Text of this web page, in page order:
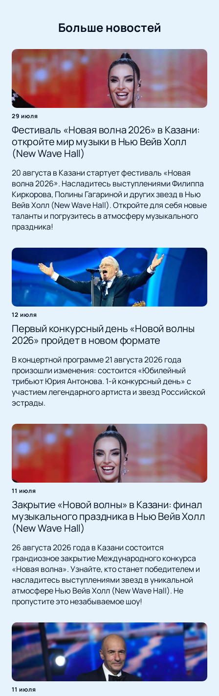
Больше новостей
29 июля
Фестиваль «Новая волна 2026» в Казани:
откройте мир музыки в Нью Вейв Холл
(New Wave Hall)
20 августа в Казани стартует фестиваль «Новая
волна 2026». Насладитесь выступлениями Филиппа
Киркорова, Полины Гагариной и других звезд в Нью
Вейв Холл (New Wave Hall). Откройте для себя новые
таланты и погрузитесь в атмосферу музыкального
праздника!
12 июля
Первый конкурсный день «Новой волны
2026» пройдет в новом формате
В концертной программе 21 августа 2026 года
произошли изменения: состоится «Юбилейный
трибьют Юрия Антонова. 1-й конкурсный день» с
участием легендарного артиста и звезд Российской
эстрады.
11 июля
Закрытие «Новой волны» в Казани: финал
музыкального праздника в Нью Вейв Холл
(New Wave Hall)
26 августа 2026 года в Казани состоится
грандиозное закрытие Международного конкурса
«Новая волна». Узнайте, кто станет победителем и
насладитесь выступлениями звезд в уникальной
атмосфере Нью Вейв Холл (New Wave Hall). Не
пропустите это незабываемое шоу!
11 июля